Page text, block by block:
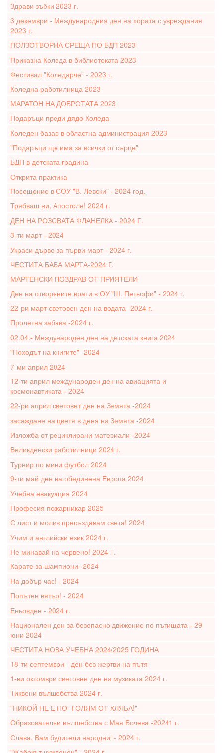
Здрави зъбки 2023 г.
3 декември - Международния ден на хората с увреждания
2023 г.
ПОЛЗОТВОРНА СРЕЩА ПО БДП 2023
Приказна Коледа в библиотеката 2023
Фестивал "Коледарче" - 2023 г.
Коледна работилница 2023
МАРАТОН НА ДОБРОТАТА 2023
Подаръци преди дядо Коледа
Коледен базар в областна администрация 2023
"Подаръци ще има за всички от сърце"
БДП в детската градина
Открита практика
Посещение в СОУ "В. Левски" - 2024 год.
Трябваш ни, Апостоле! 2024 г.
ДЕН НА РОЗОВАТА ФЛАНЕЛКА - 2024 Г.
3-ти март - 2024
Украси дърво за първи март - 2024 г.
ЧЕСТИТА БАБА МАРТА-2024 Г.
МАРТЕНСКИ ПОЗДРАВ ОТ ПРИЯТЕЛИ
Ден на отворените врати в ОУ "Ш. Петьофи" - 2024 г.
22-ри март световен ден на водата -2024 г.
Пролетна забава -2024 г.
02.04.- Международен ден на детската книга 2024
"Походът на книгите" -2024
7-ми април 2024
12-ти април международен ден на авиацията и
космонавтиката - 2024
22-ри април световет ден на Земята -2024
засаждане на цветя в деня на Земята -2024
Изложба от рециклирани материали -2024
Великденски работилници 2024 г.
Турнир по мини футбол 2024
9-ти май ден на обединена Европа 2024
Учебна евакуация 2024
Професия пожарникар 2025
С лист и молив пресъздавам света! 2024
Учим и английски език 2024 г.
Не минавай на червено! 2024 Г.
Карате за шампиони -2024
На добър час! - 2024
Попътен вятър! - 2024
Еньовден - 2024 г.
Национален ден за безопасно движение по пътищата - 29
юни 2024
ЧЕСТИТА НОВА УЧЕБНА 2024/2025 ГОДИНА
18-ти септември - ден без жертви на пътя
1-ви октомври световен ден на музиката 2024 г.
Тиквени вълшебства 2024 г.
"НИКОЙ НЕ Е ПО- ГОЛЯМ ОТ ХЛЯБА!"
Образователни вълшебства с Мая Бочева -20241 г.
Слава, Вам будители народни! - 2024 г.